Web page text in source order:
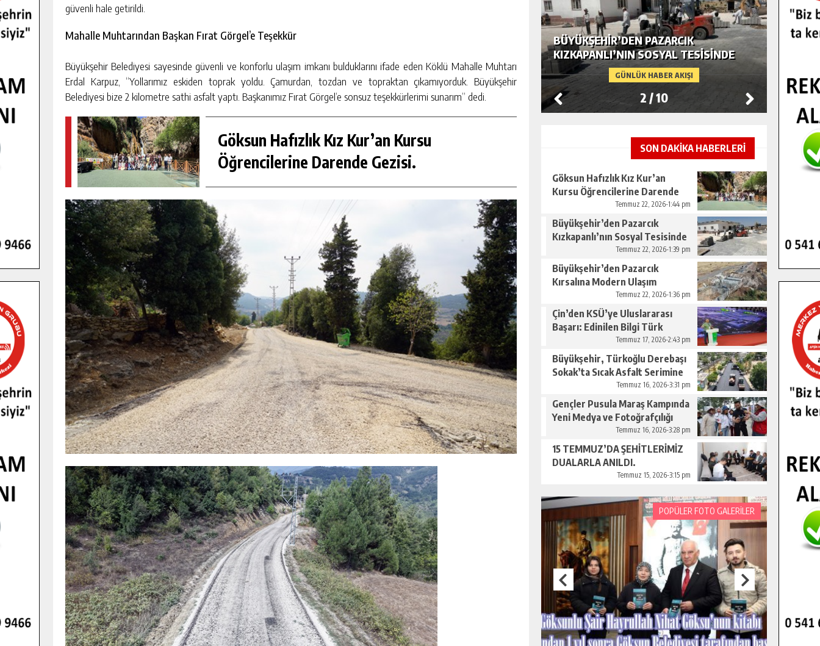
güvenli hale getirildi.
Mahalle Muhtarından Başkan Fırat Görgel’e Teşekkür
Büyükşehir Belediyesi sayesinde güvenli ve konforlu ulaşım imkanı bulduklarını ifade eden Köklü Mahalle Muhtarı
Erdal Karpuz, “Yollarımız eskiden toprak yoldu. Çamurdan, tozdan ve topraktan çıkamıyorduk. Büyükşehir
Belediyesi bize 2 kilometre sathi asfalt yaptı. Başkanımız Fırat Görgel’e sonsuz teşekkürlerimi sunarım” dedi.
Göksun Hafızlık Kız Kur’an Kursu
Öğrencilerine Darende Gezisi.
GÜNLÜK HABER AKIŞI
GENÇLER PUSULA MARAŞ KAMPINDA
KEŞFETTI.
GÜNLÜK HABER AKIŞI GÜNLÜK HABER AKIŞI
BÜYÜKŞEHIR’DEN PAZARCIK
KIZKAPANLI’NIN SOSYAL TESISINDE
ÇEVRE DÜZENLEMESI.
2 /10
SON DAKİKA HABERLERİ
Göksun Hafızlık Kız Kur’an
Kursu Öğrencilerine Darende
Temmuz 22, 2026-1:44 pm
Büyükşehir’den Pazarcık
Kızkapanlı’nın Sosyal Tesisinde
Çevre Düzenlemesi.Temmuz 22, 2026-1:39 pm
Büyükşehir’den Pazarcık
Kırsalına Modern Ulaşım
Temmuz 22, 2026-1:36 pm
Çin’den KSÜ’ye Uluslararası
Başarı: Edinilen Bilgi Türk
Tarımına Katkı Sağlayacak.
Temmuz 17, 2026-2:43 pm
Büyükşehir, Türkoğlu Derebaşı
Sokak’ta Sıcak Asfalt Serimine
Temmuz 16, 2026-3:31 pm
Gençler Pusula Maraş Kampında
Yeni Medya ve Fotoğrafçılığı
Temmuz 16, 2026-3:28 pm
15 TEMMUZ’DA ŞEHİTLERİMİZ
DUALARLA ANILDI.
Temmuz 15, 2026-3:15 pm
POPÜLER FOTO GALERİLER